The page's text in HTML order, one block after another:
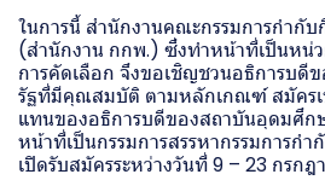
ในการนี้ สำนักงานคณะกรรมการกำกับ
(สำนักงาน กกพ.) ซึ่งทำหน้าที่เป็นหน่ว
การคัดเลือก จึงขอเชิญชวนอธิการบ
รัฐที่มีคุณสมบัติ ตามหลักเกณฑ์ สมัครเ
แทนของอธิการบดีของสถาบันอุดมศึก
หน้าที่เป็นกรรมการสรรหากรรมการก
เปิดรับสมัครระหว่างวันที่ 9 – 23 กรก